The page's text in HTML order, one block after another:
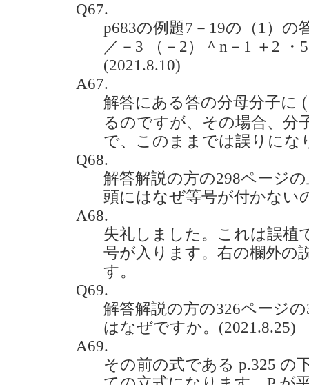
Q67.
p683の例題7－19の（1）の
／－3 （－2）＾n－1 ＋2
(2021.8.10)
A67.
解答にある答の分母分子に (
(
るのですが、その場合、分
で、このままでは誤りにな
Q68.
解答解説の方の298ページ
頭にはなぜ等号が付かない
A68.
失礼しました。これは誤植
号が入ります。右の欄外の
す。
Q69.
解答解説の方の326ページ
はなぜですか。(2021.8.25)
A69.
その前の式である p.325